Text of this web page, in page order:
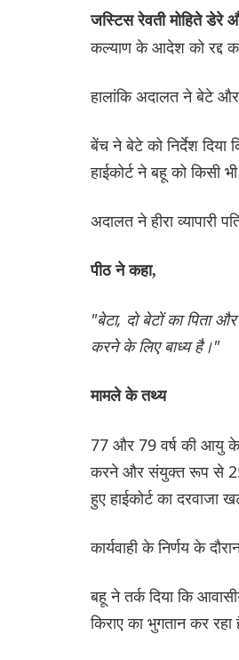
जस्टिस रेवती मोहिते डेरे
कल्याण के आदेश को रद्द
हालांकि अदालत ने बेटे
बेंच ने बेटे को निर्देश दिया
हाईकोर्ट ने बहू को किसी
अदालत ने हीरा व्यापारी
पीठ ने कहा,
"बेटा, दो बेटों का पिता
करने के लिए बाध्य है।"
मामले के तथ्य
77 और 79 वर्ष की आयु के
करने और संयुक्त रूप से
हुए हाईकोर्ट का दरवाजा
कार्यवाही के निर्णय के
बहू ने तर्क दिया कि
किराए का भुगतान कर रहा